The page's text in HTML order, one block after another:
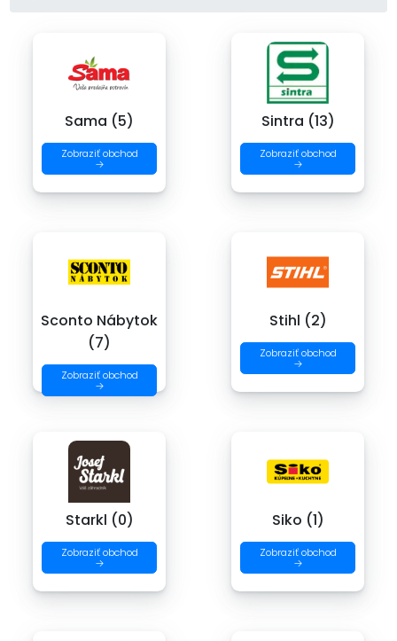
Sama (5)
Zobraziť obchod
→
Sintra (13)
Zobraziť obchod
→
Sconto Nábytok
(7)
Zobraziť obchod
→
Stihl (2)
Zobraziť obchod
→
Starkl (0)
Zobraziť obchod
→
Siko (1)
Zobraziť obchod
→